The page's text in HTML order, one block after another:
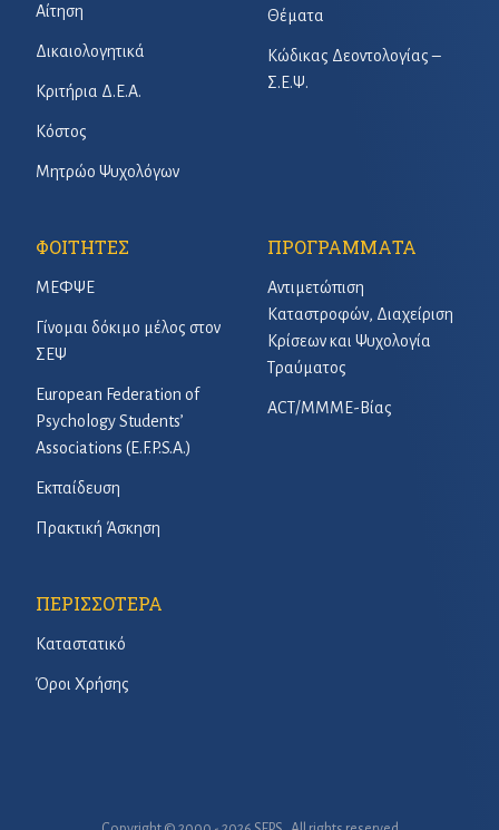
Θέματα
Κώδικας Δεοντολογίας –
Σ.Ε.Ψ.
Αίτηση
Δικαιολογητικά
Κριτήρια Δ.Ε.Α.
Κόστος
Μητρώο Ψυχολόγων
ΦΟΙΤΗΤΕΣ
ΜΕΦΨΕ
Γίνομαι δόκιμο μέλος στον
ΣΕΨ
European Federation of
Psychology Students’
Associations (E.F.P.S.A.)
Εκπαίδευση
Πρακτική Άσκηση
ΠΡΟΓΡΑΜΜΑΤΑ
Αντιμετώπιση
Καταστροφών, Διαχείριση
Κρίσεων και Ψυχολογία
Τραύματος
ACT/ΜΜΜΕ-Βίας
ΠΕΡΙΣΣΟΤΕΡΑ
Καταστατικό
Όροι Χρήσης